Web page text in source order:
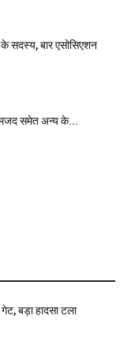
के सदस्य, बार एसोसिएशन
समेत अन्य के...
बड़ा हादसा टला